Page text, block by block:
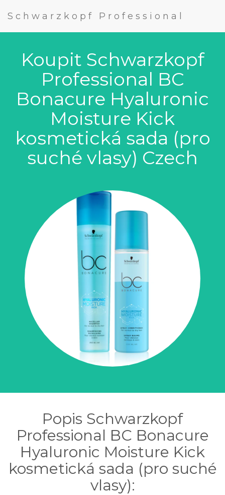
Schwarzkopf Professional
Koupit Schwarzkopf
Professional BC
Bonacure Hyaluronic
Moisture Kick
kosmetická sada (pro
suché vlasy) Czech
Popis Schwarzkopf
Professional BC Bonacure
Hyaluronic Moisture Kick
kosmetická sada (pro suché
vlasy):